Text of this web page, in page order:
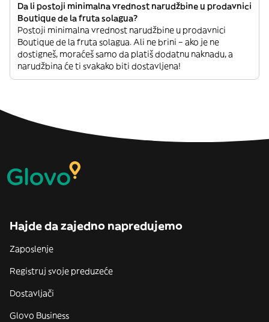
Da li postoji minimalna vrednost narudžbine u prodavnici
Boutique de la fruta solagua?
Postoji minimalna vrednost narudžbine u prodavnici
Boutique de la fruta solagua. Ali ne brini – ako je ne
dostigneš, moraćeš samo da platiš dodatnu naknadu, a
narudžbina će ti svakako biti dostavljena!
Hajde da zajedno napredujemo
Zaposlenje
Registruj svoje preduzeće
Dostavljači
Glovo Business